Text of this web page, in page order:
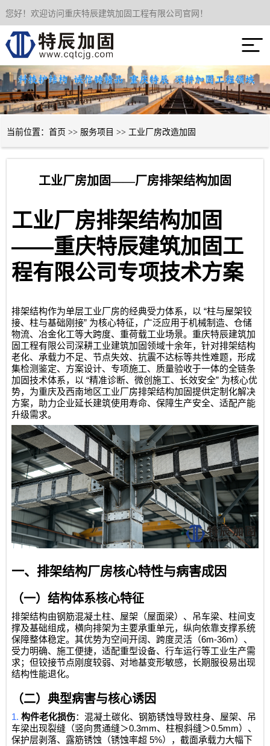
您好！欢迎访问重庆特辰建筑加固工程有限公司官网！

网站首页
服务项目
联系我们
当前位置： 首页 >> 服务项目 >> 工业厂房改造加固
工业厂房加固——厂房排架结构加固
工业厂房排架结构加固
——重庆特辰建筑加固工
程有限公司专项技术方案
排架结构作为单层工业厂房的经典受力体系，以 “柱与屋架铰
接、柱与基础刚接” 为核心特征，广泛应用于机械制造、仓储
物流、冶金化工等大跨度、重荷载工业场景。重庆特辰建筑加
固工程有限公司深耕工业建筑加固领域十余年，针对排架结构
老化、承载力不足、节点失效、抗震不达标等共性难题，形成
集检测鉴定、方案设计、专项施工、质量验收于一体的全链条
加固技术体系，以“精准诊断、微创施工、长效安全” 为核心优
势，为重庆及西南地区工业厂房排架结构加固提供定制化解决
方案，助力企业延长建筑使用寿命、保障生产安全、适配产能
升级需求。
一、排架结构厂房核心特性与病害成因
（一）结构体系核心特征
排架结构由钢筋混凝土柱、屋架（屋面梁）、吊车梁、柱间支
撑及基础组成，横向排架为主要承重单元，纵向依靠支撑系统
保障整体稳定。其优势为空间开阔、跨度灵活（6m-36m）、
受力明确、施工便捷，适配重型设备、行车运行等工业生产需
求；但铰接节点刚度较弱、对地基变形敏感，长期服役易出现
结构性能退化。
（二）典型病害与核心诱因
1.构件老化损伤：混凝土碳化、钢筋锈蚀导致柱身、屋架、吊
车梁出现裂缝（竖向贯通缝＞0.3mm、柱根斜缝＞0.5mm）、
保护层剥落、露筋锈蚀（锈蚀率超5%），截面承载力大幅下